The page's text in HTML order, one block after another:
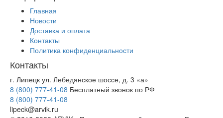
Главная
Новости
Доставка и оплата
Контакты
Политика конфиденциальности
Контакты
г. Липецк ул. Лебедянское шоссе, д. 3 «а»
8 (800) 777-41-08 Бесплатный звонок по РФ
8 (800) 777-41-08
lipeck@arvik.ru